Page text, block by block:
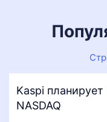
Kaspi
NASDAQ